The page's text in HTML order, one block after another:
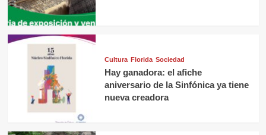
Cultura Florida Sociedad
Hay ganadora: el afiche
aniversario de la Sinfónica ya tiene
nueva creadora